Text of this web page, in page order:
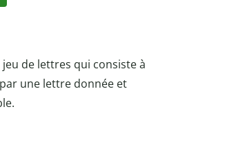
de lettres qui consiste à
une lettre donnée et